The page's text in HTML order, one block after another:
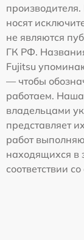
носят
не являются
ГК РФ.
Fujitsu
— чтобы
работаем.
владельцами
представляет
работ
находящихся в
соответствии